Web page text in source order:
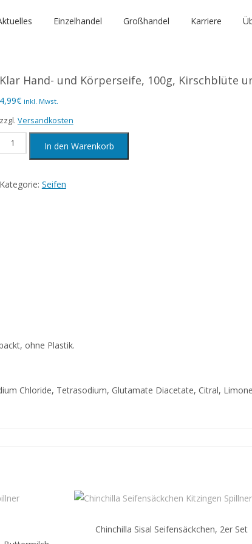
Einzelhandel Großhandel Karriere
Klar Hand- und Körperseife, 100g, Kirschblüte
4,99€ inkl. Mwst.
zzgl. Versandkosten
Klar
Hand-
Körperseife,
In den Warenkorb
Kategorie: Seifen
ohne Plastik.
Chloride, Tetrasodium, Glutamate Diacetate, Citral,
Chinchilla Sisal Seifensäckchen, 2er Set